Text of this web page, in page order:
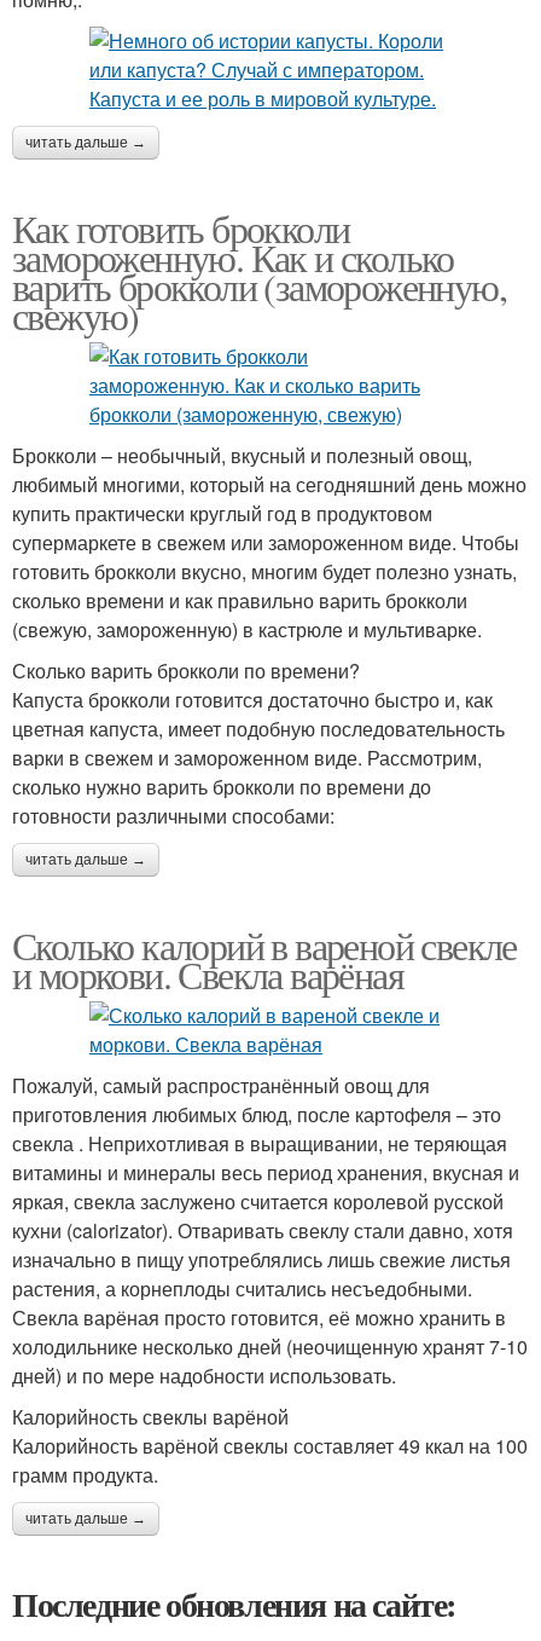
читать дальше →
Как готовить брокколи
замороженную. Как и сколько
варить брокколи (замороженную,
свежую)
Брокколи – необычный, вкусный и полезный овощ,
любимый многими, который на сегодняшний день можно
купить практически круглый год в продуктовом
супермаркете в свежем или замороженном виде. Чтобы
готовить брокколи вкусно, многим будет полезно узнать,
сколько времени и как правильно варить брокколи
(свежую, замороженную) в кастрюле и мультиварке.
Сколько варить брокколи по времени?
Капуста брокколи готовится достаточно быстро и, как
цветная капуста, имеет подобную последовательность
варки в свежем и замороженном виде. Рассмотрим,
сколько нужно варить брокколи по времени до
готовности различными способами:
читать дальше →
Сколько калорий в вареной свекле
и моркови. Свекла варёная
Пожалуй, самый распространённый овощ для
приготовления любимых блюд, после картофеля – это
свекла . Неприхотливая в выращивании, не теряющая
витамины и минералы весь период хранения, вкусная и
яркая, свекла заслужено считается королевой русской
кухни (calorizator). Отваривать свеклу стали давно, хотя
изначально в пищу употреблялись лишь свежие листья
растения, а корнеплоды считались несъедобными.
Свекла варёная просто готовится, её можно хранить в
холодильнике несколько дней (неочищенную хранят 7-10
дней) и по мере надобности использовать.
Калорийность свеклы варёной
Калорийность варёной свеклы составляет 49 ккал на 100
грамм продукта.
читать дальше →
Последние обновления на сайте: